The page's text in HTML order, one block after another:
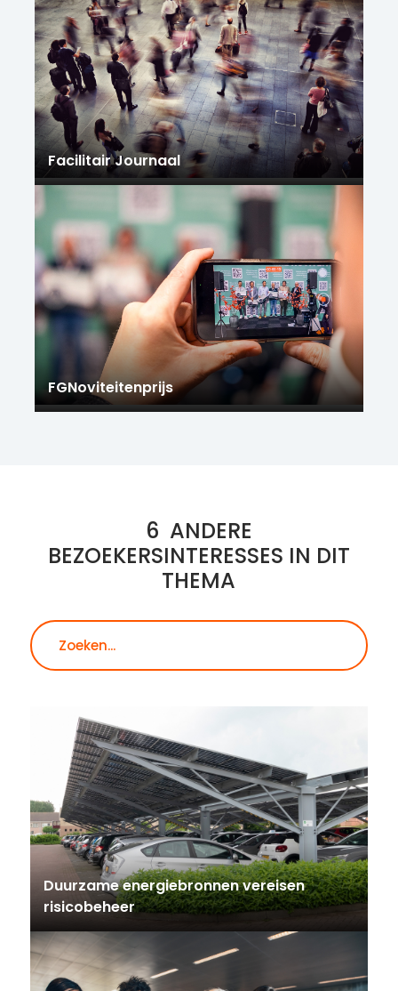
Facilitair Journaal
FGNoviteitenprijs
6 ANDERE
BEZOEKERSINTERESSES IN DIT
THEMA
Duurzame energiebronnen vereisen
risicobeheer